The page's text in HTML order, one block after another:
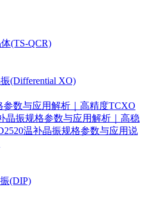
(TS-QCR)
(Differential XO)
参数与应用解析｜高精度TCXO
晶振规格参数与应用解析｜高稳
温补晶振规格参数与应用说
(DIP)